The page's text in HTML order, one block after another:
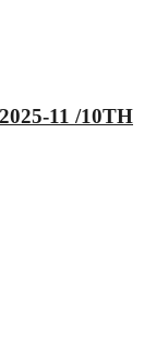
11 /10TH